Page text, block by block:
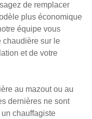
de remplacer
plus économique
équipe vous
chaudière sur le
et de votre
au mazout ou au
dernières ne sont
chauffagiste